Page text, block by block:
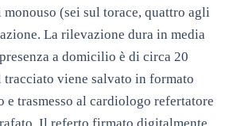
(sei sul torace, quattro agli
La rilevazione dura in media
a domicilio è di circa 20
viene salvato in formato
trasmesso al cardiologo refertatore
Il referto firmato digitalmente